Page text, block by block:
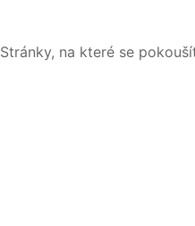
Stránky, na které se